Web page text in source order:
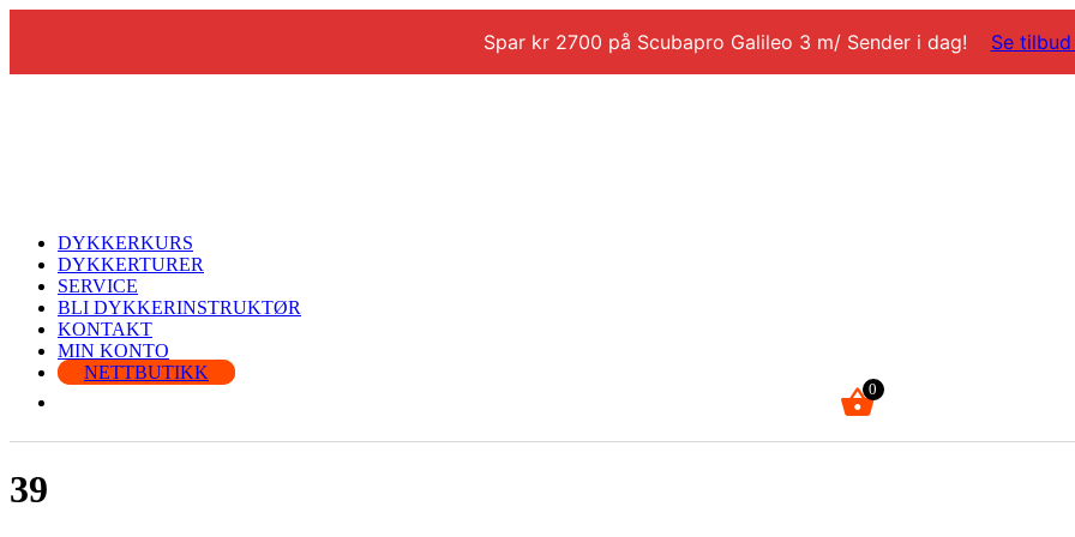
Spar kr 2700 på Scubapro Galileo 3 m/ Sender i dag! Se
DYKKERKURS
DYKKERTURER
SERVICE
BLI DYKKERINSTRUKTØR
KONTAKT
MIN KONTO
NETTBUTIKK
0
39